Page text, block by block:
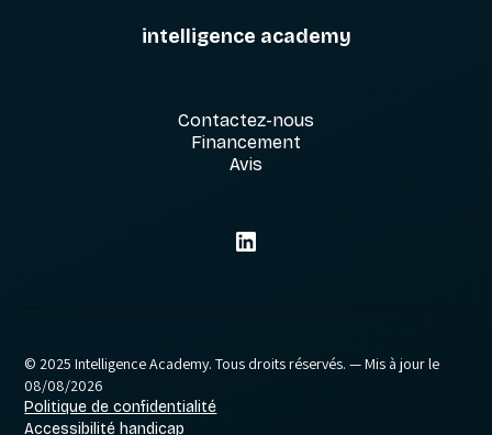
intelligence academy
Contactez-nous
Financement
Avis
© 2025 Intelligence Academy. Tous droits réservés. — Mis à jour le
08/08/2026
Politique de confidentialité
Accessibilité handicap